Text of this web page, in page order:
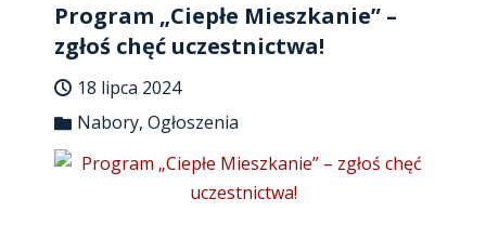
Program „Ciepłe Mieszkanie” –
zgłoś chęć uczestnictwa!
18 lipca 2024
Nabory, Ogłoszenia